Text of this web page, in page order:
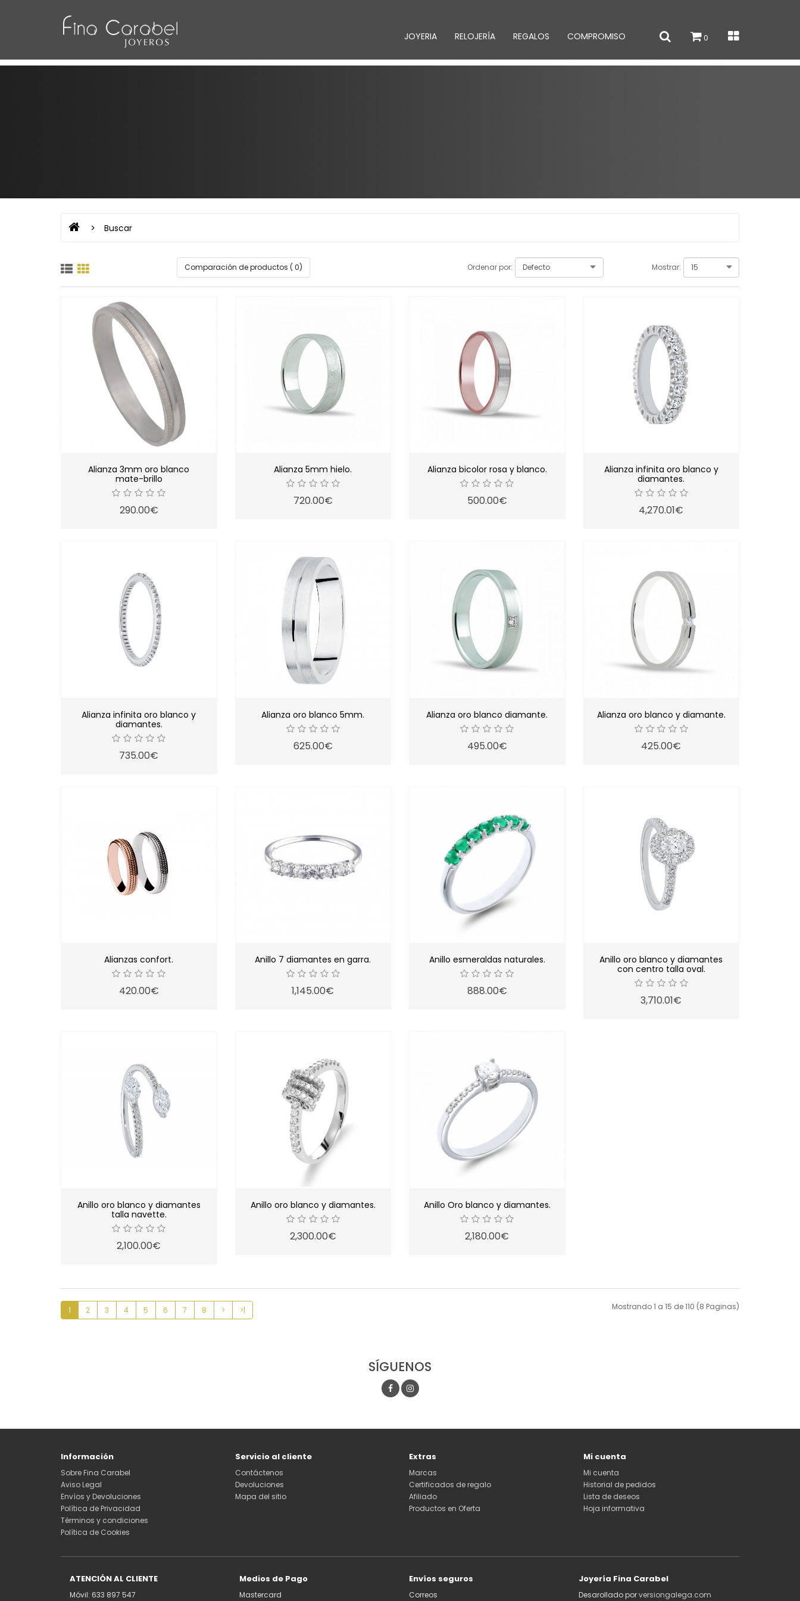
0
JOYERIA RELOJERÍA REGALOS COMPROMISO
Buscar
Comparación de productos ( 0) Ordenar por: Mostrar:
Alianza 3mm oro blanco
mate-brillo
290.00€
Alianza 5mm hielo.
720.00€
Alianza bicolor rosa y blanco.
500.00€
Alianza infinita oro blanco y
diamantes.
4,270.01€
Alianza infinita oro blanco y
diamantes.
735.00€
Alianza oro blanco 5mm.
625.00€
Alianza oro blanco diamante.
495.00€
Alianza oro blanco y diamante.
425.00€
Alianzas confort.
420.00€
Anillo 7 diamantes en garra.
1,145.00€
Anillo esmeraldas naturales.
888.00€
Anillo oro blanco y diamantes
con centro talla oval.
3,710.01€
Anillo oro blanco y diamantes
talla navette.
2,100.00€
Anillo oro blanco y diamantes.
2,300.00€
Anillo Oro blanco y diamantes.
2,180.00€
1 2 3 4 5 6 7 8 > >| Mostrando 1 a 15 de 110 (8 Paginas)
SÍGUENOS
Información
Sobre Fina Carabel
Aviso Legal
Envíos y Devoluciones
Política de Privacidad
Términos y condiciones
Política de Cookies
Servicio al cliente
Contáctenos
Devoluciones
Mapa del sitio
Extras
Marcas
Certificados de regalo
Afiliado
Productos en Oferta
Mi cuenta
Mi cuenta
Historial de pedidos
Lista de deseos
Hoja informativa
ATENCIÓN AL CLIENTE
Móvil: 633 897 547
Medios de Pago
Mastercard
Envíos seguros
Correos
Joyería Fina Carabel
Desarollado porversiongalega.com